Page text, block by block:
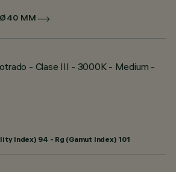
Ø40 MM
- Clase III - 3000K - Medium -
Index) 94 - Rg (Gamut Index) 101